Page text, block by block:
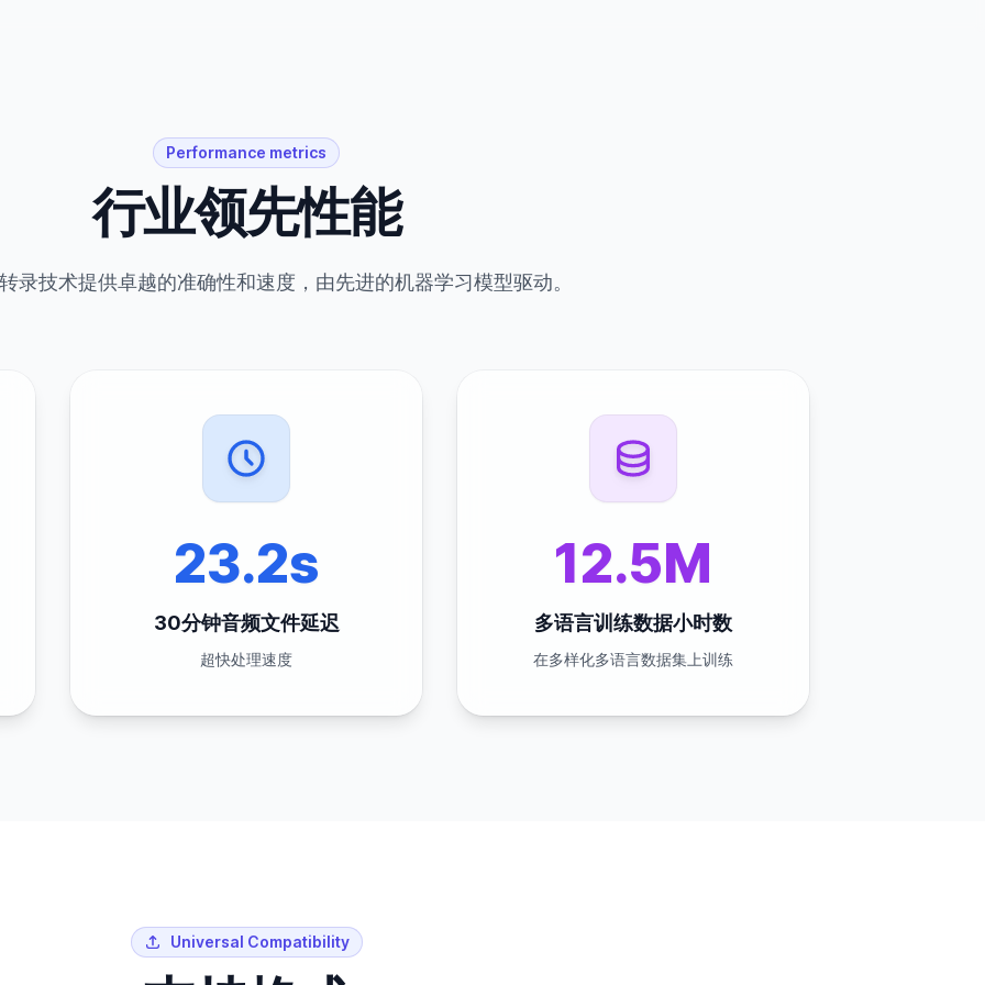
Performance metrics
行业领先性能
录技术提供卓越的准确性和速度，由先进的机器学习模型驱动。
23.2s
30分钟音频文件延迟
超快处理速度
12.5M
多语言训练数据小时数
在多样化多语言数据集上训练
Universal Compatibility